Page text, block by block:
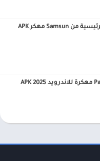
تنزيل برنامج شاشة One UI الرئيسية من Samsun مهكر APK